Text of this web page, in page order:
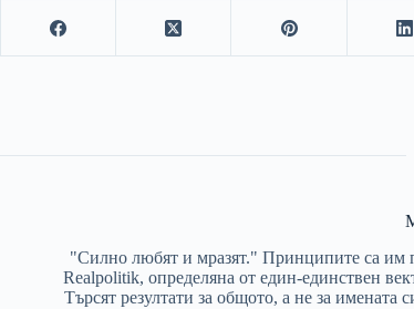
"Силно любят и мразят." Принципите са им
Realpolitik, определяна от един-единствен
Търсят резултати за общото, а не за